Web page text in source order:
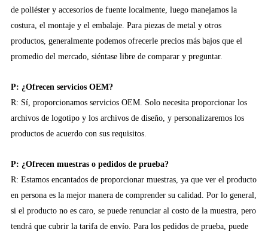
de poliéster y accesorios de fuente localmente, luego manejamos la
costura, el montaje y el embalaje. Para piezas de metal y otros
productos, generalmente podemos ofrecerle precios más bajos que el
promedio del mercado, siéntase libre de comparar y preguntar.
P: ¿Ofrecen servicios OEM?
R: Sí, proporcionamos servicios OEM. Solo necesita proporcionar los
archivos de logotipo y los archivos de diseño, y personalizaremos los
productos de acuerdo con sus requisitos.
P: ¿Ofrecen muestras o pedidos de prueba?
R: Estamos encantados de proporcionar muestras, ya que ver el producto
en persona es la mejor manera de comprender su calidad. Por lo general,
si el producto no es caro, se puede renunciar al costo de la muestra, pero
tendrá que cubrir la tarifa de envío. Para los pedidos de prueba, puede